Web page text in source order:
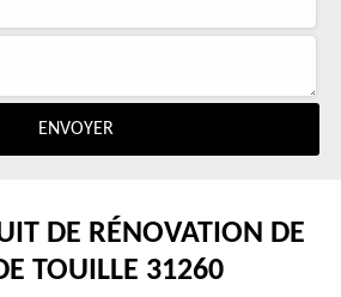
DE RÉNOVATION DE
TOUILLE 31260